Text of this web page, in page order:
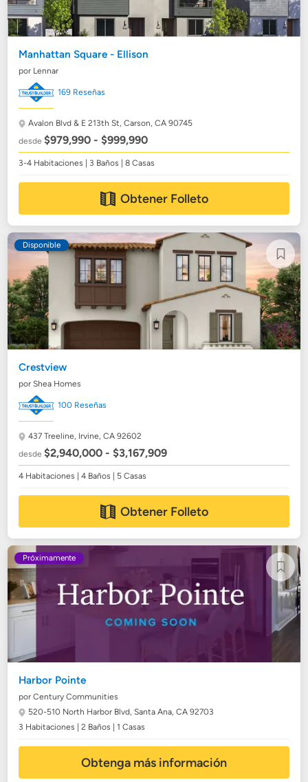
Manhattan Square - Ellison
por Lennar
169 Reseñas
Avalon Blvd & E 213th St,Carson, CA 90745
desde$979,990 - $999,990
3-4 Habitaciones | 3 Baños | 8 Casas
Obtener Folleto
Disponible
Crestview
por Shea Homes
100 Reseñas
437 Treeline, Irvine, CA 92602
desde$2,940,000 - $3,167,909
4 Habitaciones | 4 Baños | 5 Casas
Obtener Folleto
Próximamente
Harbor Pointe
por Century Communities
520-510 North Harbor Blvd,Santa Ana, CA 92703
3 Habitaciones | 2 Baños | 1 Casas
Obtenga más información